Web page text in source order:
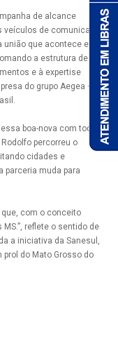
de alcance
veículos de comunicação,
que acontece em
a estrutura de uma
e à expertise
do grupo Aegea –
boa-nova com toda
percorreu o
cidades e
parceria muda para
que, com o conceito
reflete o sentido de
a iniciativa da Sanesul,
prol do Mato Grosso do